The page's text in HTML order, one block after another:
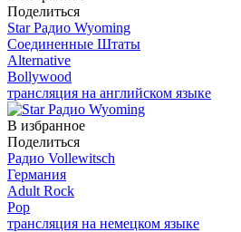
Поделиться
Star Радио Wyoming
Соединенные Штаты
Alternative
Bollywood
трансляция на английском языке
В избранное
Поделиться
Радио Vollewitsch
Германия
Adult Rock
Pop
трансляция на немецком языке